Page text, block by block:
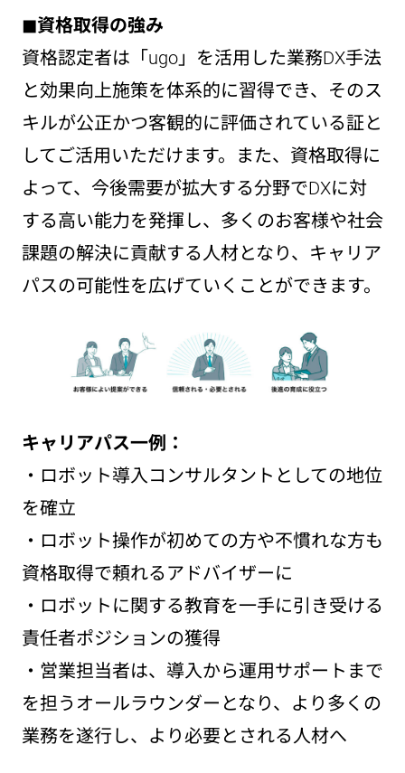
◼︎資格取得の強み
資格認定者は「ugo」を活用した業務DX手法
と効果向上施策を体系的に習得でき、そのス
キルが公正かつ客観的に評価されている証と
してご活用いただけます。また、資格取得に
よって、今後需要が拡大する分野でDXに対
する高い能力を発揮し、多くのお客様や社会
課題の解決に貢献する人材となり、キャリア
パスの可能性を広げていくことができます。
キャリアパス一例：
・ロボット導入コンサルタントとしての地位
を確立
・ロボット操作が初めての方や不慣れな方も
資格取得で頼れるアドバイザーに
・ロボットに関する教育を一手に引き受ける
責任者ポジションの獲得
・営業担当者は、導入から運用サポートまで
を担うオールラウンダーとなり、より多くの
業務を遂行し、より必要とされる人材へ